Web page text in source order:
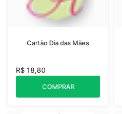
Cartão Dia das Mães
R$ 18,80
COMPRAR